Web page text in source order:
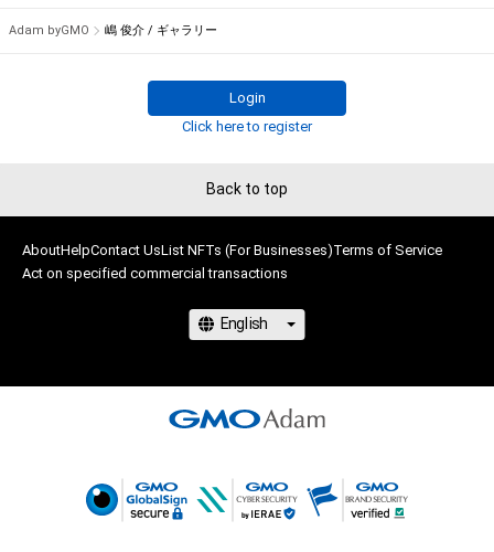
Adam byGMO 嶋 俊介 / ギャラリー
Login
Click here to register
Back to top
AboutHelpContact UsList NFTs (For Businesses)Terms of Service
Act on specified commercial transactions